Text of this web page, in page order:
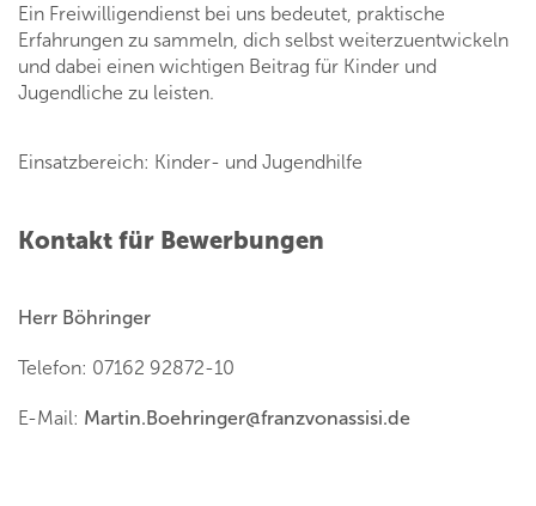
Ein Freiwilligendienst bei uns bedeutet, praktische
Erfahrungen zu sammeln, dich selbst weiterzuentwickeln
und dabei einen wichtigen Beitrag für Kinder und
Jugendliche zu leisten.
Einsatzbereich: Kinder- und Jugendhilfe
Kontakt für Bewerbungen
Herr Böhringer
Telefon: 07162 92872-10
E-Mail: Martin.Boehringer@franzvonassisi.de